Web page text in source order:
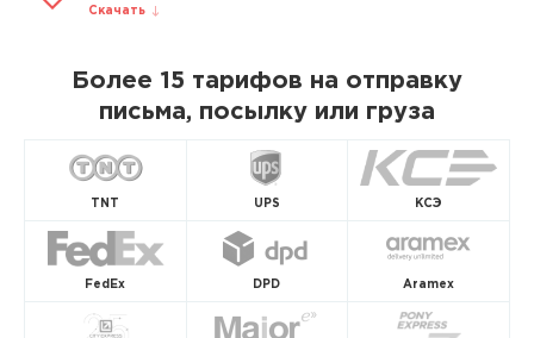
Скачать
Более 15 тарифов на отправку
письма, посылку или груза
TNT UPS КСЭ
FedEx DPD Aramex